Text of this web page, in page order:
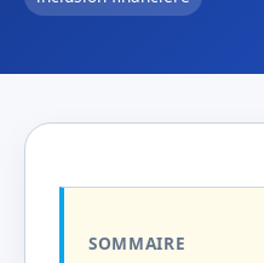
SOMMAIRE